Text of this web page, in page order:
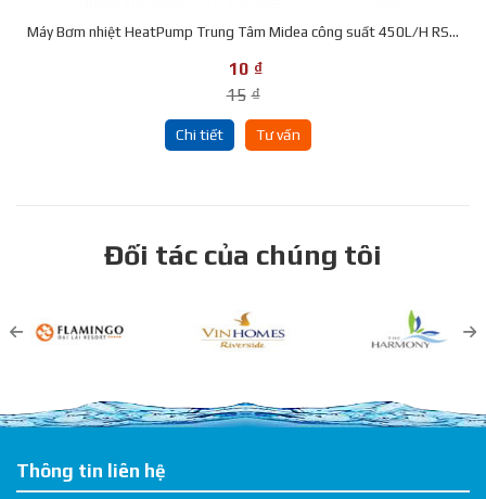
Máy Bơm nhiệt HeatPump Trung Tâm Midea công suất 450L/H RS...
10 ₫
15 ₫
Chi tiết Tư vấn
Đối tác của chúng tôi
Thông tin liên hệ